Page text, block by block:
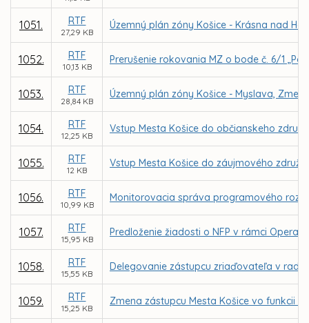
1051. RTF
27,29 KB
Územný plán zóny Košice - Krásna nad
1052. RTF
10,13 KB
Prerušenie rokovania MZ o bode č. 6/1
1053. RTF
28,84 KB
Územný plán zóny Košice - Myslava,
1054. RTF
12,25 KB
Vstup Mesta Košice do občianskeho
1055. RTF
12 KB
Vstup Mesta Košice do záujmového
1056. RTF
10,99 KB
Monitorovacia správa programového
1057. RTF
15,95 KB
Predloženie žiadosti o NFP v rámci
1058. RTF
15,55 KB
Delegovanie zástupcu zriaďovateľa v
1059. RTF
15,25 KB
Zmena zástupcu Mesta Košice vo funkcii